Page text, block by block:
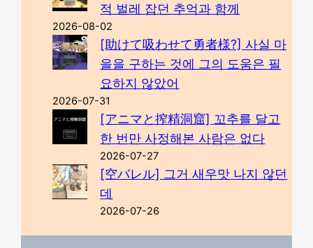
적 벌레 잡던 추억과 함께
2026-08-02
[助けて吸わせて勇者様?] 사실 마
을을 구하는 것에 그의 도움은 필
요하지 않았어
2026-07-31
[アニマと搾精洞窟] 꼬추를 달고
한 번만 사정해본 사람은 없다
2026-07-27
[空バレル] 그거 새우맛 나지 않던
데
2026-07-26